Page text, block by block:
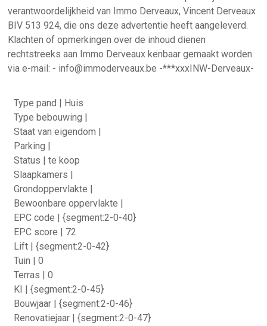
verantwoordelijkheid van Immo Derveaux, Vincent Derveaux
BIV 513 924, die ons deze advertentie heeft aangeleverd.
Klachten of opmerkingen over de inhoud dienen
rechtstreeks aan Immo Derveaux kenbaar gemaakt worden
via e-mail: - info@immoderveaux.be -***xxxINW-Derveaux-
Type pand | Huis
Type bebouwing |
Staat van eigendom |
Parking |
Status | te koop
Slaapkamers |
Grondoppervlakte |
Bewoonbare oppervlakte |
EPC code | {segment:2-0-40}
EPC score | 72
Lift | {segment:2-0-42}
Tuin | 0
Terras | 0
KI | {segment:2-0-45}
Bouwjaar | {segment:2-0-46}
Renovatiejaar | {segment:2-0-47}